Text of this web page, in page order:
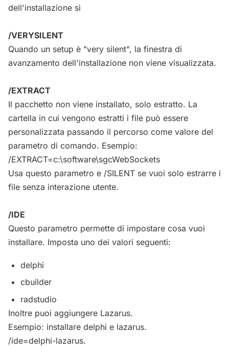
dell'installazione sì
/VERYSILENT
Quando un setup è "very silent", la finestra di
avanzamento dell'installazione non viene visualizzata.
/EXTRACT
Il pacchetto non viene installato, solo estratto. La
cartella in cui vengono estratti i file può essere
personalizzata passando il percorso come valore del
parametro di comando. Esempio:
/EXTRACT=c:\software\sgcWebSockets
Usa questo parametro e /SILENT se vuoi solo estrarre i
file senza interazione utente.
/IDE
Questo parametro permette di impostare cosa vuoi
installare. Imposta uno dei valori seguenti:
delphi
cbuilder
radstudio
Inoltre puoi aggiungere Lazarus.
Esempio: installare delphi e lazarus.
/ide=delphi-lazarus.